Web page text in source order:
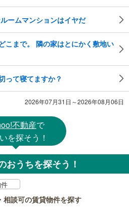
ームマンションはイヤだ
こまで。 隣の家はとにかく敷地い
って寝てますか？
2026年07月31日～2026年08月06日
不動産で
を探そう！
おうちを探そう！
相談可の賃貸物件を探す